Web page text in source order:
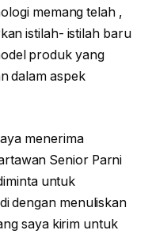
memang telah ,
istilah- istilah baru
produk yang
dalam aspek
menerima
Senior Parni
untuk
dengan menuliskan
saya kirim untuk